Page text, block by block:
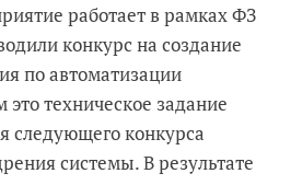
работает в рамках ФЗ
конкурс на создание
по автоматизации
это техническое задание
следующего конкурса
системы. В результате